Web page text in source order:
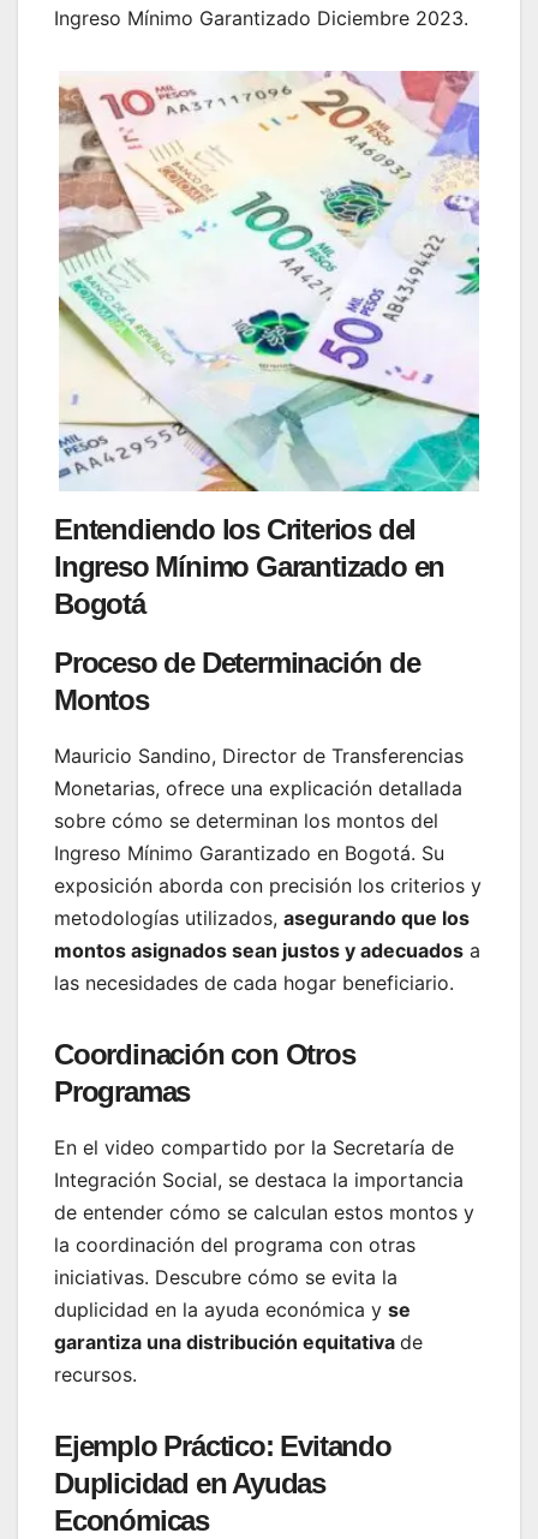
Ingreso Mínimo Garantizado Diciembre 2023.
Entendiendo los Criterios del
Ingreso Mínimo Garantizado en
Bogotá
Proceso de Determinación de
Montos
Mauricio Sandino, Director de Transferencias
Monetarias, ofrece una explicación detallada
sobre cómo se determinan los montos del
Ingreso Mínimo Garantizado en Bogotá. Su
exposición aborda con precisión los criterios y
metodologías utilizados, asegurando que los
montos asignados sean justos y adecuados a
las necesidades de cada hogar beneficiario.
Coordinación con Otros
Programas
En el video compartido por la Secretaría de
Integración Social, se destaca la importancia
de entender cómo se calculan estos montos y
la coordinación del programa con otras
iniciativas. Descubre cómo se evita la
duplicidad en la ayuda económica y se
garantiza una distribución equitativa de
recursos.
Ejemplo Práctico: Evitando
Duplicidad en Ayudas
Económicas